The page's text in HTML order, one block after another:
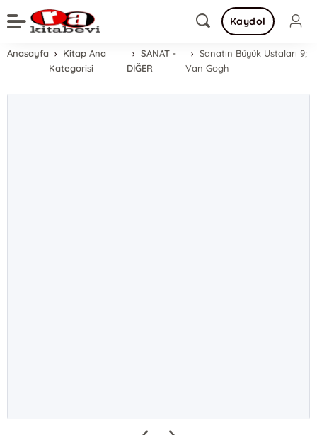
Kaydol
Anasayfa
Kitap Ana
Kategorisi
SANAT -
DİĞER
Sanatın Büyük Ustaları 9;
Van Gogh